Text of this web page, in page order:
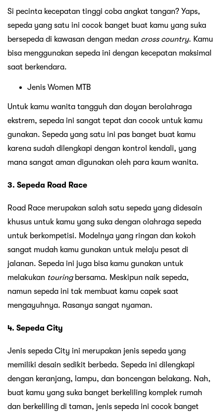
Si pecinta kecepatan tinggi coba angkat tangan? Yaps,
sepeda yang satu ini cocok banget buat kamu yang suka
bersepeda di kawasan dengan medan cross country. Kamu
bisa menggunakan sepeda ini dengan kecepatan maksimal
saat berkendara.
Jenis Women MTB
Untuk kamu wanita tangguh dan doyan berolahraga
ekstrem, sepeda ini sangat tepat dan cocok untuk kamu
gunakan. Sepeda yang satu ini pas banget buat kamu
karena sudah dilengkapi dengan kontrol kendali, yang
mana sangat aman digunakan oleh para kaum wanita.
3. Sepeda Road Race
Road Race merupakan salah satu sepeda yang didesain
khusus untuk kamu yang suka dengan olahraga sepeda
untuk berkompetisi. Modelnya yang ringan dan kokoh
sangat mudah kamu gunakan untuk melaju pesat di
jalanan. Sepeda ini juga bisa kamu gunakan untuk
melakukan touringbersama. Meskipun naik sepeda,
namun sepeda ini tak membuat kamu capek saat
mengayuhnya. Rasanya sangat nyaman.
4. Sepeda City
Jenis sepeda City ini merupakan jenis sepeda yang
memiliki desain sedikit berbeda. Sepeda ini dilengkapi
dengan keranjang, lampu, dan boncengan belakang. Nah,
buat kamu yang suka banget berkeliling komplek rumah
dan berkeliling di taman, jenis sepeda ini cocok banget